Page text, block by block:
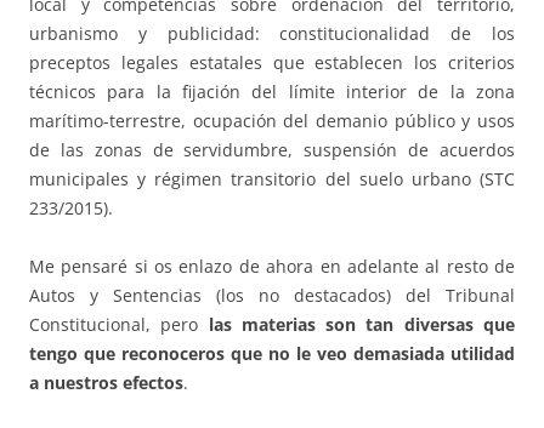
local y competencias sobre ordenación del territorio,
urbanismo y publicidad: constitucionalidad de los
preceptos legales estatales que establecen los criterios
técnicos para la fijación del límite interior de la zona
marítimo-terrestre, ocupación del demanio público y usos
de las zonas de servidumbre, suspensión de acuerdos
municipales y régimen transitorio del suelo urbano (STC
233/2015).
Me pensaré si os enlazo de ahora en adelante al resto de
Autos y Sentencias (los no destacados) del Tribunal
Constitucional, pero las materias son tan diversas que
tengo que reconoceros que no le veo demasiada utilidad
a nuestros efectos.